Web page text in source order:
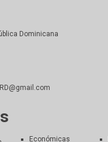
Dominicana
Económicas